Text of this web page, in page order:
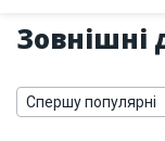
Зовнішні
Спершу популярні